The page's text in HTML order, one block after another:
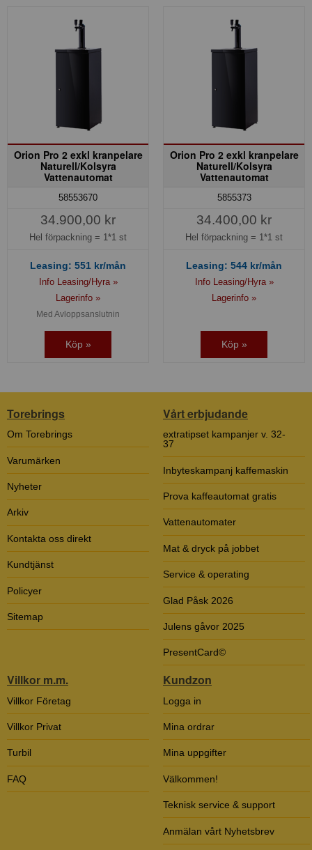
Orion Pro 2 exkl kranpelare
Naturell/Kolsyra
Vattenautomat
58553670
34.900,00 kr
Hel förpackning = 1*1 st
Leasing: 551 kr/mån
Info Leasing/Hyra »
Lagerinfo »
Med Avloppsanslutnin
Köp »
Orion Pro 2 exkl kranpelare
Naturell/Kolsyra
Vattenautomat
5855373
34.400,00 kr
Hel förpackning = 1*1 st
Leasing: 544 kr/mån
Info Leasing/Hyra »
Lagerinfo »
Köp »
Torebrings
Om Torebrings
Varumärken
Nyheter
Arkiv
Kontakta oss direkt
Kundtjänst
Policyer
Sitemap
Vårt erbjudande
extratipset kampanjer v. 32-
37
Inbyteskampanj kaffemaskin
Prova kaffeautomat gratis
Vattenautomater
Mat & dryck på jobbet
Service & operating
Glad Påsk 2026
Julens gåvor 2025
PresentCard©
Villkor m.m.
Villkor Företag
Villkor Privat
Turbil
FAQ
Kundzon
Logga in
Mina ordrar
Mina uppgifter
Välkommen!
Teknisk service & support
Anmälan vårt Nyhetsbrev